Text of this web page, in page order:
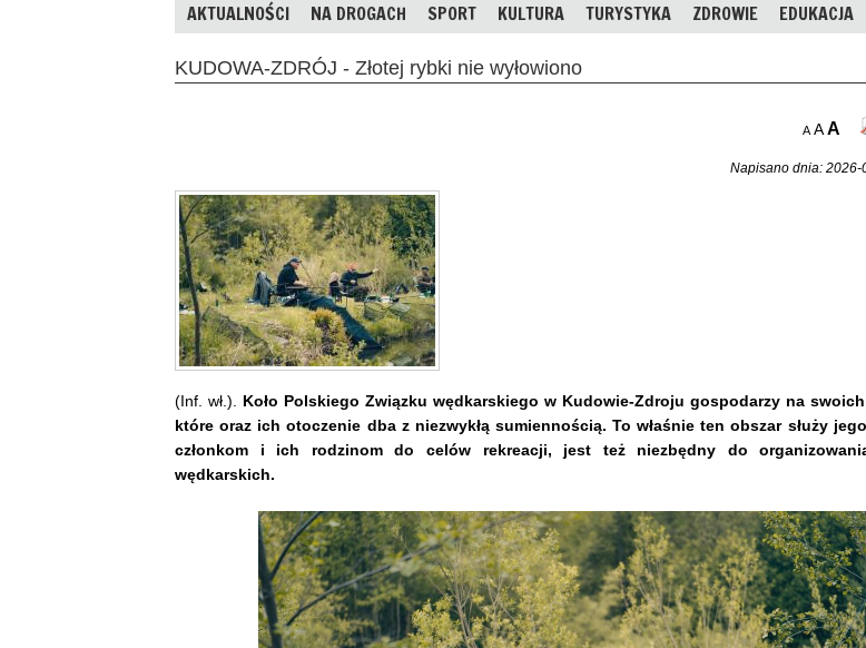
AKTUALNOŚCI NA DROGACH SPORT KULTURA TURYSTYKA ZDROWIE EDUKACJA
KUDOWA-ZDRÓJ - Złotej rybki nie wyłowiono
A AA
Napisano dnia: 2026-
(Inf. wł.). Koło Polskiego Związku wędkarskiego w Kudowie-Zdroju gospodarzy na
które oraz ich otoczenie dba z niezwykłą sumiennością. To właśnie ten obszar służy
członkom i ich rodzinom do celów rekreacji, jest też niezbędny do
wędkarskich.